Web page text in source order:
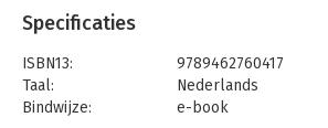
Specificaties
ISBN13:
9789462760417
Taal:
Nederlands
Bindwijze:
e-book